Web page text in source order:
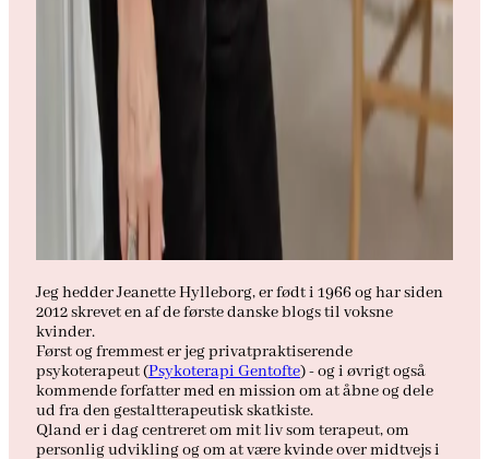
Jeg hedder Jeanette Hylleborg, er født i 1966 og har siden
2012 skrevet en af de første danske blogs til voksne
kvinder.
Først og fremmest er jeg privatpraktiserende
psykoterapeut (Psykoterapi Gentofte) - og i øvrigt også
kommende forfatter med en mission om at åbne og dele
ud fra den gestaltterapeutisk skatkiste.
Qland er i dag centreret om mit liv som terapeut, om
personlig udvikling og om at være kvinde over midtvejs i